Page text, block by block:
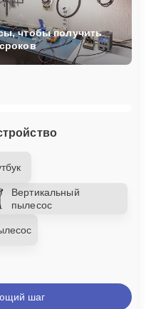
Вертикальный
пылесос
чтобы получить
шаг